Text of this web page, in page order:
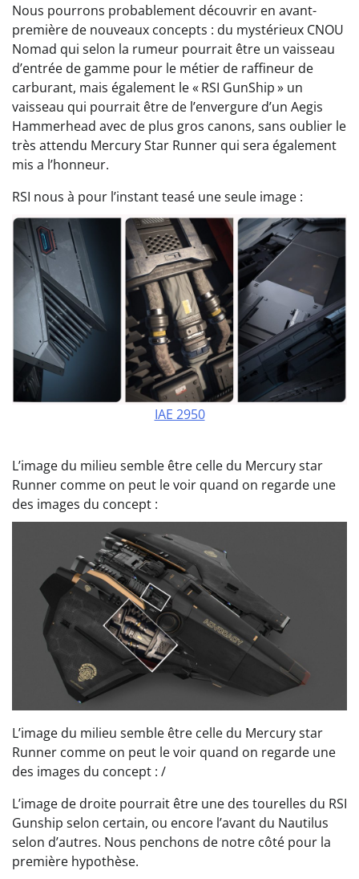
Nous pourrons probablement découvrir en avant-
première de nouveaux concepts : du mystérieux CNOU
Nomad qui selon la rumeur pourrait être un vaisseau
d’entrée de gamme pour le métier de raffineur de
carburant, mais également le « RSI GunShip » un
vaisseau qui pourrait être de l’envergure d’un Aegis
Hammerhead avec de plus gros canons, sans oublier le
très attendu Mercury Star Runner qui sera également
mis a l’honneur.
RSI nous à pour l’instant teasé une seule image :
IAE 2950
L’image du milieu semble être celle du Mercury star
Runner comme on peut le voir quand on regarde une
des images du concept :
L’image du milieu semble être celle du Mercury star
Runner comme on peut le voir quand on regarde une
des images du concept : /
L’image de droite pourrait être une des tourelles du RSI
Gunship selon certain, ou encore l’avant du Nautilus
selon d’autres. Nous penchons de notre côté pour la
première hypothèse.